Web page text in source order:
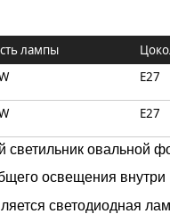
лампы
E27
E27
светильник овальной
освещения
светодиодная